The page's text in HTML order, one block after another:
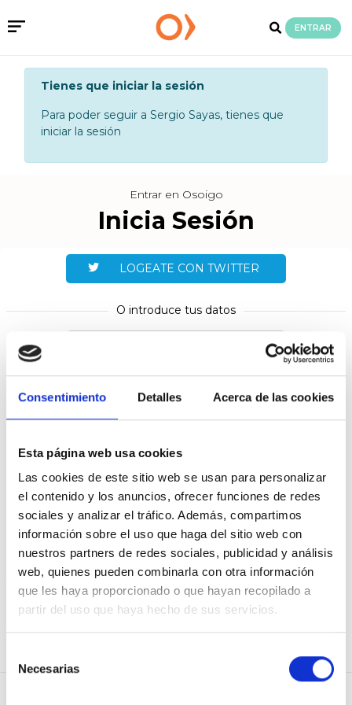
Consentimiento Detalles Acerca de las cookies
Esta página web usa cookies
Las cookies de este sitio web se usan para personalizar
el contenido y los anuncios, ofrecer funciones de redes
sociales y analizar el tráfico. Además, compartimos
información sobre el uso que haga del sitio web con
nuestros partners de redes sociales, publicidad y análisis
web, quienes pueden combinarla con otra información
que les haya proporcionado o que hayan recopilado a
partir del uso que haya hecho de sus servicios.
Necesarias
ENTRAR
Tienes que iniciar la sesión
Para poder seguir a Sergio Sayas, tienes que
iniciar la sesión
Entrar en Osoigo
Inicia Sesión
LOGEATE CON TWITTER
O introduce tus datos
Recuérdame
He olvidado mi contraseña
¿No eres usuario de Osoigo?¡Únete!